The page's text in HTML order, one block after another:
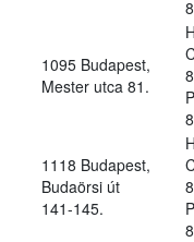
1095 Budapest,
Mester utca 81.
1118 Budapest,
Budaörsi út
141-145.